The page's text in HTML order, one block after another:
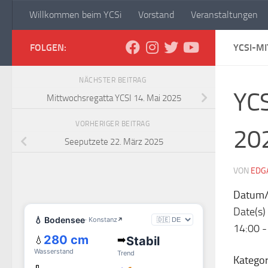
Zum Inhalt springen
Yachtclub Sipplingen
Willkommen beim YCSi Vorstand Veranstaltungen
YCSI-
VON
14:00
FOLGEN:
NÄCHSTER BEITRAG
Mittwochsregatta YCSI 14. Mai 2025
VORHERIGER BEITRAG
Seeputzete 22. März 2025